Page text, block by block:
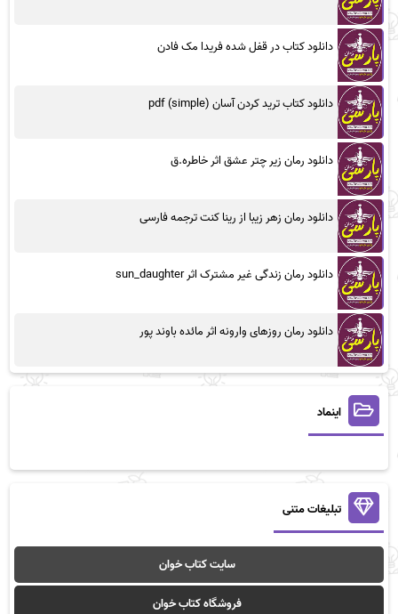
دانلود کتاب در قفل شده فریدا مک فادن
دانلود کتاب ترید کردن آسان (simple) pdf
دانلود رمان زیر چتر عشق اثر خاطره.ق
دانلود رمان زهر زیبا از رینا کنت ترجمه فارسی
دانلود رمان زندگی غیر مشترک اثر sun_daughter
دانلود رمان روزهای وارونه اثر مائده باوند پور
اینماد
تبلیغات متنی
سایت کتاب خوان
فروشگاه کتاب خوان